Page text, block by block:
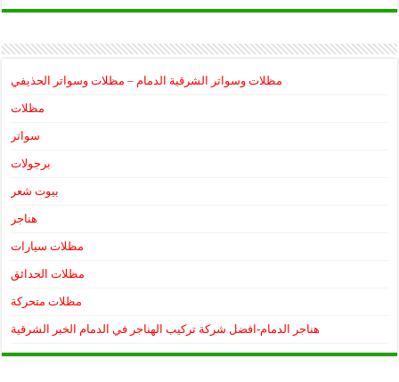
مظلات وسواتر الشرقية الدمام – مظلات وسواتر الحذيفي
مظلات
سواتر
برجولات
بيوت شعر
هناجر
مظلات سيارات
مظلات الحدائق
مظلات متحركة
هناجر الدمام-افضل شركة تركيب الهناجر في الدمام الخبر الشرقية